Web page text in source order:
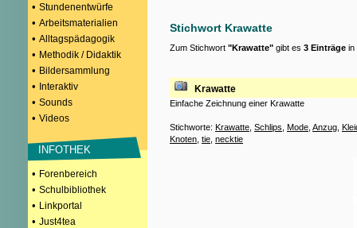
• Stundenentwürfe
• Arbeitsmaterialien
• Alltagspädagogik
• Methodik / Didaktik
• Bildersammlung
• Interaktiv
• Sounds
• Videos
INFOTHEK
• Forenbereich
• Schulbibliothek
• Linkportal
• Just4tea
Stichwort Krawatte
Zum Stichwort "Krawatte" gibt es 3 Einträge in
Krawatte
Einfache Zeichnung einer Krawatte
Stichworte: Krawatte Schlips Mode Anzug
Knoten tie necktie